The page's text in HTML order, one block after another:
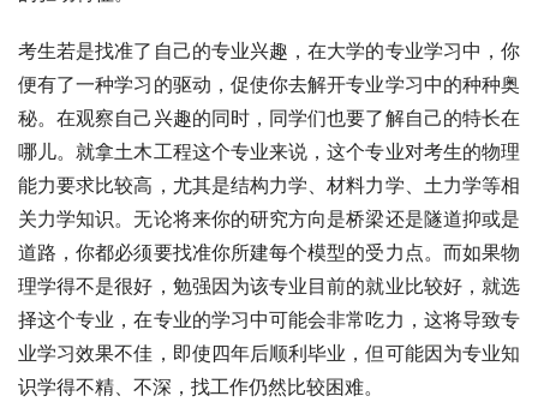
考生若是找准了自己的专业兴趣，在大学的专业学习中，你
便有了一种学习的驱动，促使你去解开专业学习中的种种奥
秘。在观察自己兴趣的同时，同学们也要了解自己的特长在
哪儿。就拿土木工程这个专业来说，这个专业对考生的物理
能力要求比较高，尤其是结构力学、材料力学、土力学等相
关力学知识。无论将来你的研究方向是桥梁还是隧道抑或是
道路，你都必须要找准你所建每个模型的受力点。而如果物
理学得不是很好，勉强因为该专业目前的就业比较好，就选
择这个专业，在专业的学习中可能会非常吃力，这将导致专
业学习效果不佳，即使四年后顺利毕业，但可能因为专业知
识学得不精、不深，找工作仍然比较困难。